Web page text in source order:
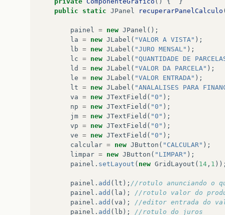
public
static JPanel recuperarPanelCalculo
painel = new JPanel ();
la = new JLabel ( "VALOR A VISTA" );
lb = new JLabel ( "JURO MENSAL" );
lc = new JLabel ( "QUANTIDADE DE
ld
= new JLabel ( "VALOR DA PARCELA" );
le = new JLabel ( "VALOR ENTRADA" );
lt = new JLabel ( "ANALALISES PARA
va = new JTextField ( "0" );
np = new JTextField ( "0" );
jm = new JTextField ( "0" );
vp = new JTextField ( "0" );
ve = new JTextField ( "0" );
calcular = new JButton ( "CALCULAR" );
limpar = new JButton ( "LIMPAR" );
painel . setLayout ( new GridLayout ( 14 , 1
painel . add ( lt ); //rotulo anunciando o
painel . add ( la );
//rotulo valor do
painel . add ( va );
//editor entrada do
painel . add ( lb ); //rotulo do juros